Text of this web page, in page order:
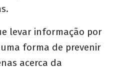
levar informação por
forma de prevenir
acerca da